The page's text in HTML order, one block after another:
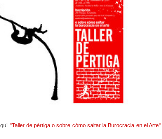
"Taller de pértiga o sobre cómo saltar la Burocracia en el Arte"